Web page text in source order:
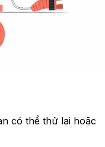
có thể thử lại hoặc